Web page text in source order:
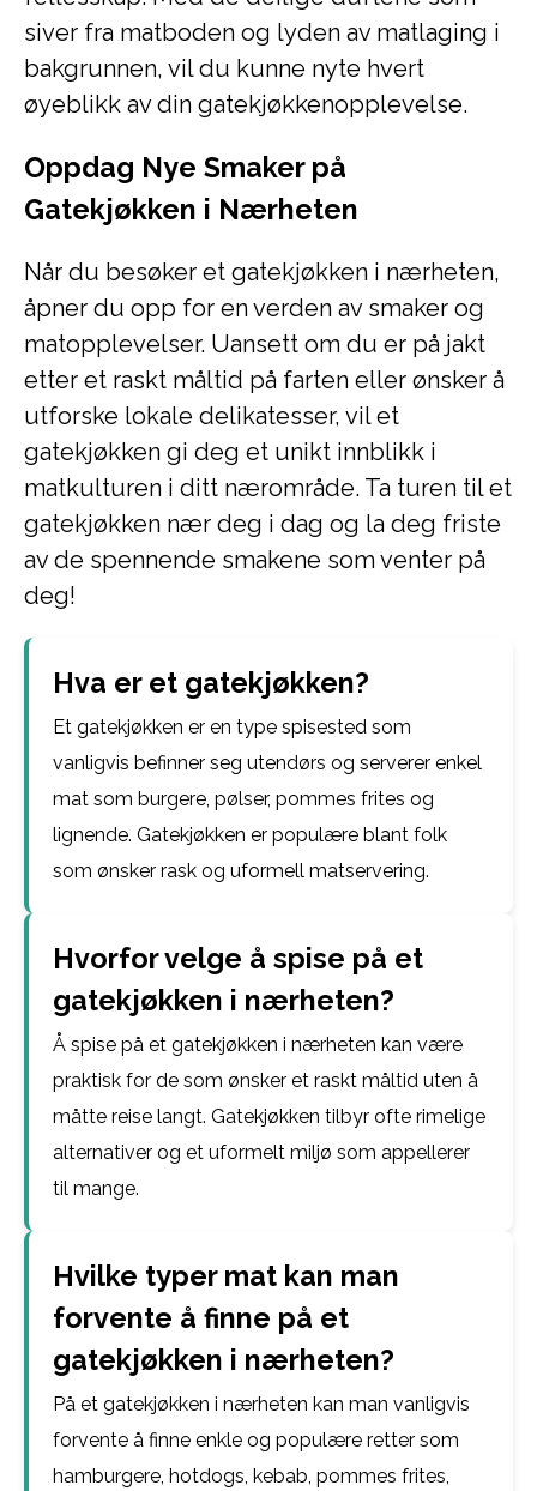
siver fra matboden og lyden av matlaging i
bakgrunnen, vil du kunne nyte hvert
øyeblikk av din gatekjøkkenopplevelse.
Oppdag Nye Smaker på
Gatekjøkken i Nærheten
Når du besøker et gatekjøkken i nærheten,
åpner du opp for en verden av smaker og
matopplevelser. Uansett om du er på jakt
etter et raskt måltid på farten eller ønsker å
utforske lokale delikatesser, vil et
gatekjøkken gi deg et unikt innblikk i
matkulturen i ditt nærområde. Ta turen til et
gatekjøkken nær deg i dag og la deg friste
av de spennende smakene som venter på
deg!
Hva er et gatekjøkken?
Et gatekjøkken er en type spisested som
vanligvis befinner seg utendørs og serverer enkel
mat som burgere, pølser, pommes frites og
lignende. Gatekjøkken er populære blant folk
som ønsker rask og uformell matservering.
Hvorfor velge å spise på et
gatekjøkken i nærheten?
Å spise på et gatekjøkken i nærheten kan være
praktisk for de som ønsker et raskt måltid uten å
måtte reise langt. Gatekjøkken tilbyr ofte rimelige
alternativer og et uformelt miljø som appellerer
til mange.
Hvilke typer mat kan man
forvente å finne på et
gatekjøkken i nærheten?
På et gatekjøkken i nærheten kan man vanligvis
forvente å finne enkle og populære retter som
hamburgere, hotdogs, kebab, pommes frites,